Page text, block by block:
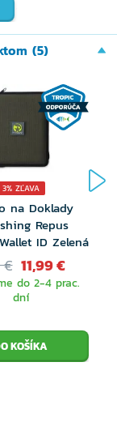
pokryla všetky
si s ním
2oz
zvolenej varianty
(5)
3% ZĽAVA
na Doklady
Repus
ID Zelená
€ 11,99 €
do 2-4 prac.
dní